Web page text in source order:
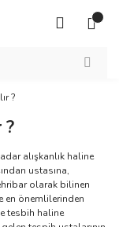
?
?
alışkanlık haline
ustasına,
olarak bilinen
en önemlilerinden
tesbih haline